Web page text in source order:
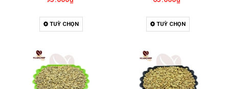
TUỲ CHỌN TUỲ CHỌN